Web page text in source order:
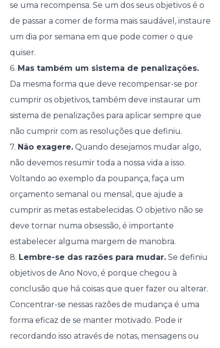
se uma recompensa. Se um dos seus objetivos é o
de passar a comer de forma mais saudável, instaure
um dia por semana em que pode comer o que
quiser.
6. Mas também um sistema de penalizações.
Da mesma forma que deve recompensar-se por
cumprir os objetivos, também deve instaurar um
sistema de penalizações para aplicar sempre que
não cumprir com as resoluções que definiu.
7. Não exagere.Quando desejamos mudar algo,
não devemos resumir toda a nossa vida a isso.
Voltando ao exemplo da poupança, faça um
orçamento semanal ou mensal, que ajude a
cumprir as metas estabelecidas. O objetivo não se
deve tornar numa obsessão, é importante
estabelecer alguma margem de manobra.
8. Lembre-se das razões para mudar.Se definiu
objetivos de Ano Novo, é porque chegou à
conclusão que há coisas que quer fazer ou alterar.
Concentrar-se nessas razões de mudança é uma
forma eficaz de se manter motivado. Pode ir
recordando isso através de notas, mensagens ou